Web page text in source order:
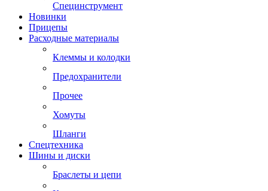
Специнструмент
Новинки
Прицепы
Расходные материалы
Клеммы и колодки
Предохранители
Прочее
Хомуты
Шланги
Спецтехника
Шины и диски
Браслеты и цепи